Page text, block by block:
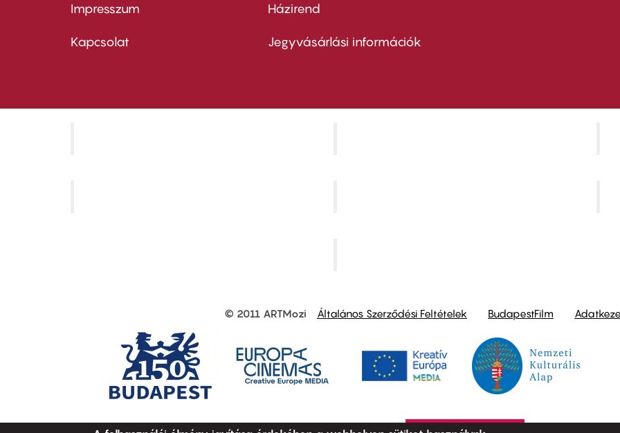
Footer
menu
Impresszum
Kapcsolat
Footer
menu
Házirend
Jegyvásárlási információk
other
© 2011 ARTMozi Általános Szerződési Feltételek BudapestFilm